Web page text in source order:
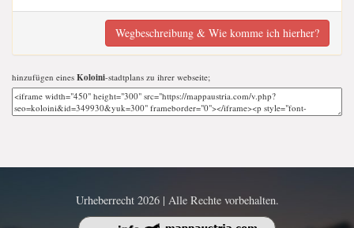
Wegbeschreibung & Wie komme ich hierher?
hinzufügen eines Koloini-stadtplans zu ihrer webseite;
Urheberrecht 2026 | Alle Rechte vorbehalten.